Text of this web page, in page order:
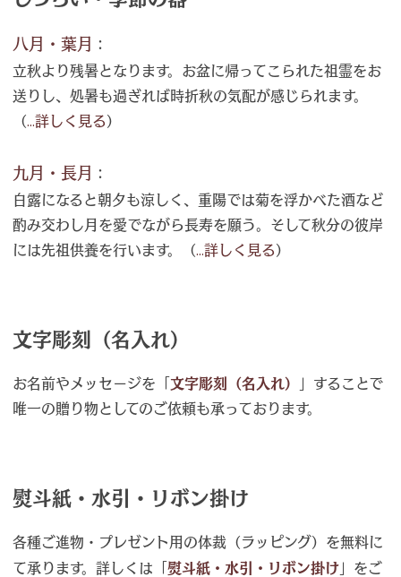
八月・葉月
：
立秋より残暑となります。お盆に帰ってこられた祖霊をお
送りし、処暑も過ぎれば時折秋の気配が感じられます。
（...詳しく見る）
九月・長月
：
白露になると朝夕も涼しく、重陽では菊を浮かべた酒など
酌み交わし月を愛でながら長寿を願う。そして秋分の彼岸
には先祖供養を行います。（...詳しく見る）
文字彫刻（名入れ）
お名前やメッセージを「 文字彫刻（名入れ）
」することで
唯一の贈り物としてのご依頼も承っております。
熨斗紙・水引・リボン掛け
各種ご進物・プレゼント用の体裁（ラッピング）を無料に
て承ります。詳しくは「 熨斗紙・水引・リボン掛け 」をご